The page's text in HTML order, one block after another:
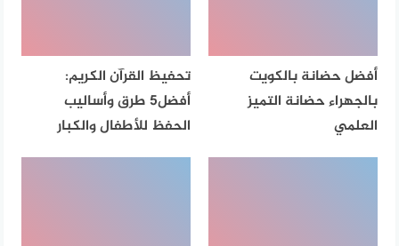
أفضل حضانة بالكويت
بالجهراء حضانة التميز
العلمي
تحفيظ القرآن الكريم:
أفضل5 طرق وأساليب
الحفظ للأطفال والكبار